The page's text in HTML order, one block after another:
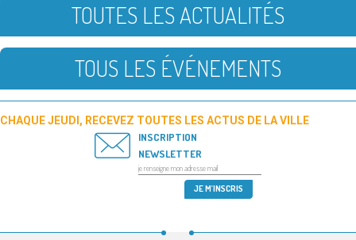
TOUTES LES ACTUALITÉS
TOUS LES ÉVÉNEMENTS
CHAQUE JEUDI, RECEVEZ TOUTES LES ACTUS DE LA VILLE
INSCRIPTION
NEWSLETTER